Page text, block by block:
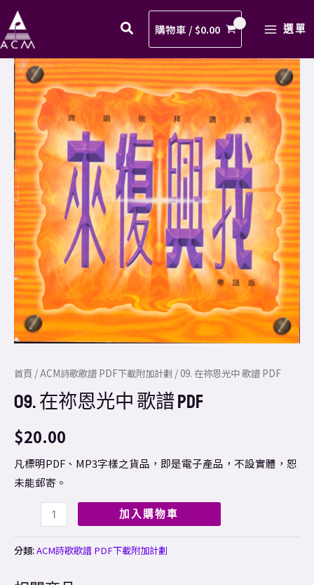
Skip
to
content
購物車 /$0.00
MENU
選單
首頁 /ACM詩歌歌譜 PDF下載附加計劃 / 09. 在祢恩光中 歌譜 PDF
09. 在祢恩光中 歌譜 PDF
$20.00
凡標明PDF、MP3字樣之貨品，即是電子產品，不設實體，恕
未能郵寄。
09.
在
祢
恩
光
中
歌
譜
PDF
數
量
加入購物車
分類:ACM詩歌歌譜 PDF下載附加計劃
恩
光
中
歌
譜
PDF
數
量